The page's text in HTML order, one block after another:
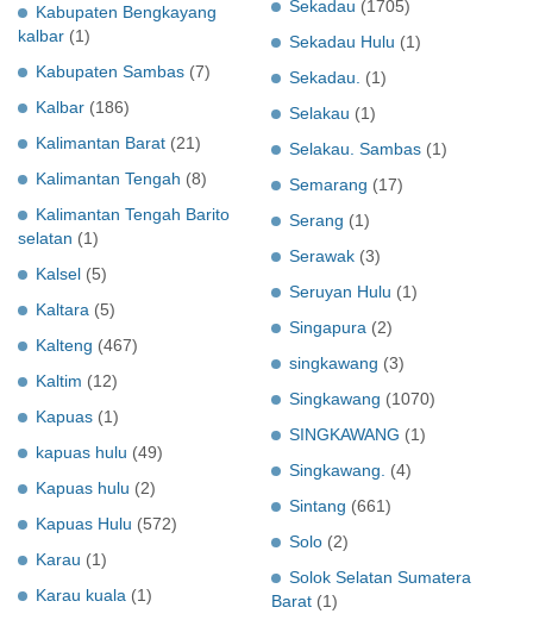
Kabupaten Bengkayang
kalbar (1)
Kabupaten Sambas (7)
Kalbar (186)
Kalimantan Barat (21)
Kalimantan Tengah (8)
Kalimantan Tengah Barito
selatan (1)
Kalsel (5)
Kaltara (5)
Kalteng (467)
Kaltim (12)
Kapuas (1)
kapuas hulu (49)
Kapuas hulu (2)
Kapuas Hulu (572)
Karau (1)
Karau kuala (1)
Sekadau (1705)
Sekadau Hulu (1)
Sekadau.
(1)
Selakau (1)
Selakau. Sambas (1)
Semarang (17)
Serang (1)
Serawak (3)
Seruyan Hulu (1)
Singapura (2)
singkawang (3)
Singkawang (1070)
SINGKAWANG (1)
Singkawang.
(4)
Sintang (661)
Solo (2)
Solok Selatan Sumatera
Barat (1)